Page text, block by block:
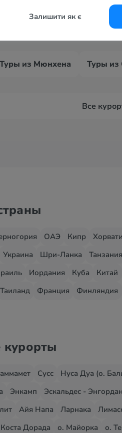
Залишити як є
Туры из Мюнхена Туры из
Все
ОАЭ Кипр
Украина Шри-Ланка Танзания
Иордания Куба Китай
Таиланд Франция Финляндия
Сусс Нуса Дуа (о.
Энкамп Эскальдес -
Айя Напа Ларнака
Коста Дорада о. Майорка о.